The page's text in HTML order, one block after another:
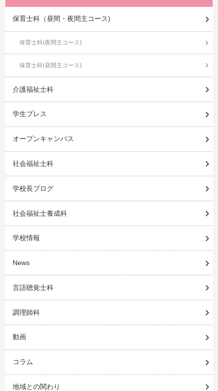
保育士科（昼間・夜間主コース)
保育士科(夜間主コース)
保育士科(昼間主コース)
介護福祉士科
学生プレス
オープンキャンパス
社会福祉士科
学校長ブログ
社会福祉士養成科
学校情報
News
言語聴覚士科
調理師科
動画
コラム
地域との関わり